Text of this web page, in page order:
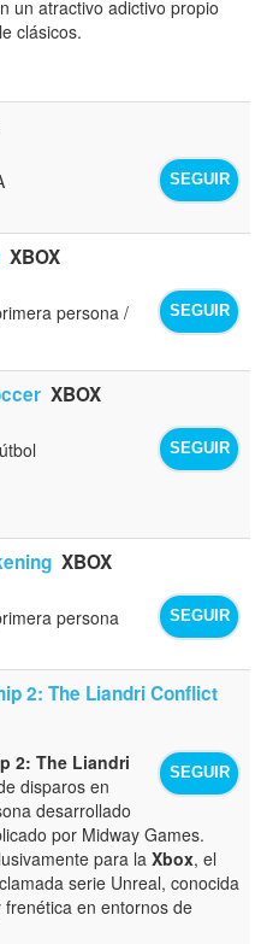
un atractivo adictivo propio
clásicos.
SEGUIR
XBOX
SEGUIR
persona /
XBOX
SEGUIR
XBOX
SEGUIR
persona
2: The Liandri Conflict
SEGUIR
2: The Liandri
disparos en
desarrollado
por Midway Games.
para laXbox, el
serie Unreal, conocida
en entornos de